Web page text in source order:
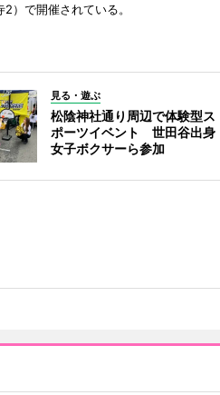
2）で開催されている。
見る・遊ぶ
松陰神社通り周辺で体験型ス
ポーツイベント 世田谷出身
女子ボクサーら参加